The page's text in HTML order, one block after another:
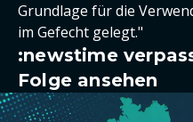
Grundlage für die
im Gefecht gelegt."
:newstime
Folge ansehen